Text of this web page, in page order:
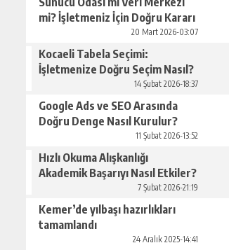
GÜNLÜK HABER AKIŞI
RÜYADA KONUŞMAK NEYE
GÜNLÜK HABER AKIŞI
KARMIK ASTROLOJI ILE İÇSEL YOL
mi? İşletmeniz İçin Doğru Kararı
20 Mart 2026-03:07
Kocaeli Tabela Seçimi:
İşletmenize Doğru Seçim Nasıl?
14 Şubat 2026-18:37
Google Ads ve SEO Arasında
Doğru Denge Nasıl Kurulur?
11 Şubat 2026-13:52
Hızlı Okuma Alışkanlığı
Akademik Başarıyı Nasıl Etkiler?
7 Şubat 2026-21:19
Kemer’de yılbaşı hazırlıkları
tamamlandı
24 Aralık 2025-14:41